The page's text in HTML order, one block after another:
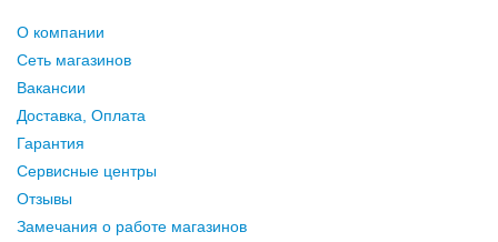
О компании
Сеть магазинов
Вакансии
Доставка, Оплата
Гарантия
Сервисные центры
Отзывы
Замечания о работе магазинов